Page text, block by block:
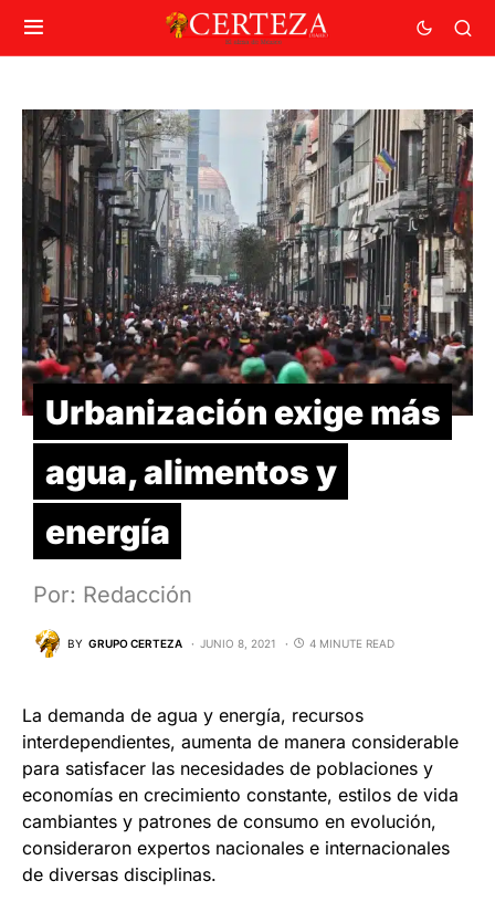
Urbanización exige más
agua, alimentos y
energía
Por: Redacción
BY GRUPO CERTEZA JUNIO 8, 2021 4 MINUTE READ
La demanda de agua y energía, recursos
interdependientes, aumenta de manera considerable
para satisfacer las necesidades de poblaciones y
economías en crecimiento constante, estilos de vida
cambiantes y patrones de consumo en evolución,
consideraron expertos nacionales e internacionales
de diversas disciplinas.